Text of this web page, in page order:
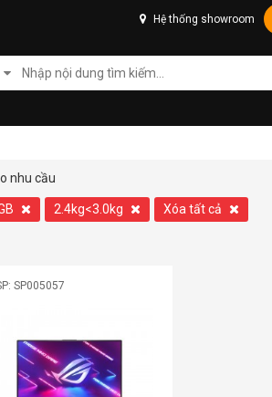
Hệ thống showroom
nhu cầu
2.4kg<3.0kg Xóa tất cả
SP005057